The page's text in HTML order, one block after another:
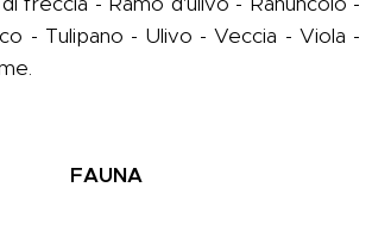
- Tulipano - Ulivo - Veccia - Viola -
FAUNA